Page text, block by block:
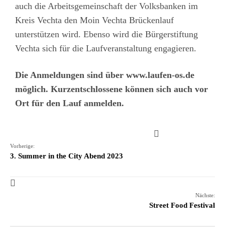
auch die Arbeitsgemeinschaft der Volksbanken im
Kreis Vechta den Moin Vechta Brückenlauf
unterstützen wird. Ebenso wird die Bürgerstiftung
Vechta sich für die Laufveranstaltung engagieren.
Die Anmeldungen sind über www.laufen-os.de
möglich. Kurzentschlossene können sich auch vor
Ort für den Lauf anmelden.
Vorherige:
3. Summer in the City Abend 2023
Nächste:
Street Food Festival